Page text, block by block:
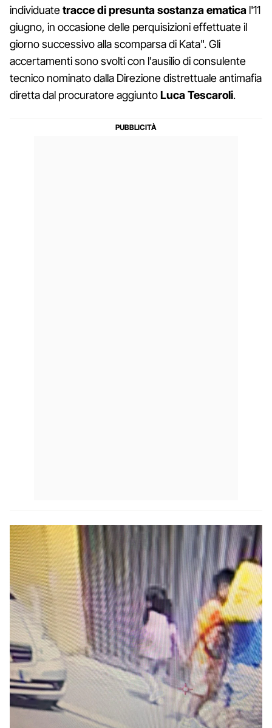
individuatetracce di presunta sostanza ematica l'11
giugno, in occasione delle perquisizioni effettuate il
giorno successivo alla scomparsa di Kata". Gli
accertamenti sono svolti con l'ausilio di consulente
tecnico nominato dalla Direzione distrettuale antimafia
diretta dal procuratore aggiuntoLuca Tescaroli.